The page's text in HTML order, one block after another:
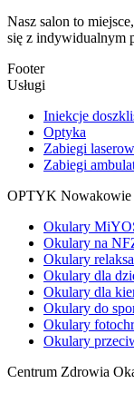
Nasz salon to
się z indywidualnym
Footer
Usługi
Iniekcje
Optyka
Zabiegi
Zabiegi
OPTYK Nowakowie
Okulary
Okulary na
Okulary
Okulary dla
Okulary dla
Okulary do
Okulary
Okulary
Centrum Zdrowia